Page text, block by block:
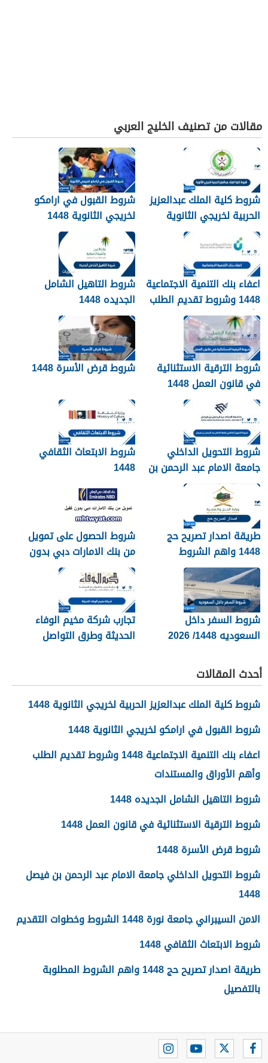
مقالات من تصنيف الخليج العربي
شروط كلية الملك عبدالعزيز
الحربية لخريجي الثانوية
1448
شروط القبول في ارامكو
لخريجي الثانوية 1448
اعفاء بنك التنمية الاجتماعية
1448 وشروط تقديم الطلب
وأهم الأوراق والمستندات
شروط التاهيل الشامل
الجديده 1448
شروط الترقية الاستثنائية
في قانون العمل 1448
شروط قرض الأسرة 1448
شروط التحويل الداخلي
جامعة الامام عبد الرحمن بن
فيصل 1448
شروط الابتعاث الثقافي
1448
طريقة اصدار تصريح حج
1448 واهم الشروط
المطلوبة بالتفصيل
شروط الحصول على تمويل
من بنك الامارات دبي بدون
كفيل 1448
شروط السفر داخل
السعوديه 1448/ 2026
تجارب شركة مخيم الوفاء
الحديثة وطرق التواصل
أحدث المقالات
شروط كلية الملك عبدالعزيز الحربية لخريجي الثانوية 1448
شروط القبول في ارامكو لخريجي الثانوية 1448
اعفاء بنك التنمية الاجتماعية 1448 وشروط تقديم الطلب
وأهم الأوراق والمستندات
شروط التاهيل الشامل الجديده 1448
شروط الترقية الاستثنائية في قانون العمل 1448
شروط قرض الأسرة 1448
شروط التحويل الداخلي جامعة الامام عبد الرحمن بن فيصل
1448
الامن السيبراني جامعة نورة 1448 الشروط وخطوات التقديم
شروط الابتعاث الثقافي 1448
طريقة اصدار تصريح حج 1448 واهم الشروط المطلوبة
بالتفصيل